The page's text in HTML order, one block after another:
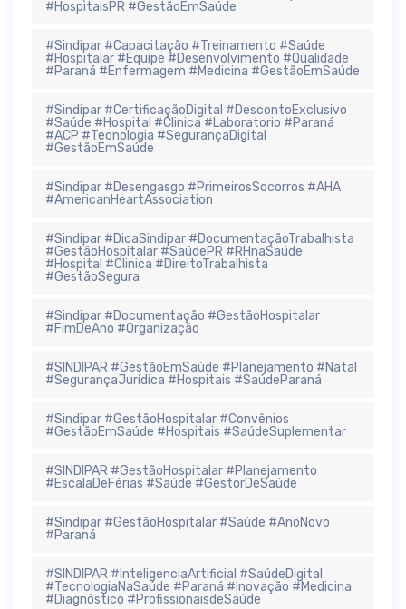
#HospitaisPR #GestãoEmSaúde
#Sindipar #Capacitação #Treinamento #Saúde
#Hospitalar #Equipe #Desenvolvimento #Qualidade
#Paraná #Enfermagem #Medicina #GestãoEmSaúde
#Sindipar #CertificaçãoDigital #DescontoExclusivo
#Saúde #Hospital #Clinica #Laboratorio #Paraná
#ACP #Tecnologia #SegurançaDigital
#GestãoEmSaúde
#Sindipar #Desengasgo #PrimeirosSocorros #AHA
#AmericanHeartAssociation
#Sindipar #DicaSindipar #DocumentaçãoTrabalhista
#GestãoHospitalar #SaúdePR #RHnaSaúde
#Hospital #Clinica #DireitoTrabalhista
#GestãoSegura
#Sindipar #Documentação #GestãoHospitalar
#FimDeAno #Organização
#SINDIPAR #GestãoEmSaúde #Planejamento #Natal
#SegurançaJurídica #Hospitais #SaúdeParaná
#Sindipar #GestãoHospitalar #Convênios
#GestãoEmSaúde #Hospitais #SaúdeSuplementar
#SINDIPAR #GestãoHospitalar #Planejamento
#EscalaDeFérias #Saúde #GestorDeSaúde
#Sindipar #GestãoHospitalar #Saúde #AnoNovo
#Paraná
#SINDIPAR #InteligenciaArtificial #SaúdeDigital
#TecnologiaNaSaúde #Paraná #Inovação #Medicina
#Diagnóstico #ProfissionaisdeSaúde